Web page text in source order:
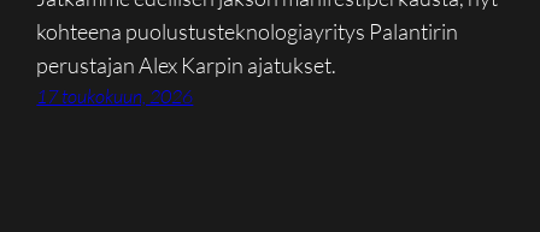
kohteena puolustusteknologiayritys Palantirin
perustajan Alex Karpin ajatukset.
17 toukokuun, 2026